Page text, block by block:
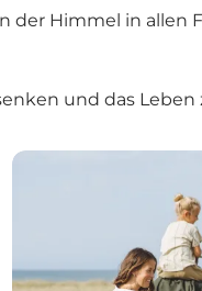
Himmel in allen
und das Leben
Familienurlaub an